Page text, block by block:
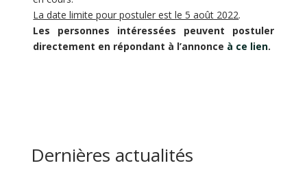
La date limite pour postuler est le 5 août 2022.
Les personnes intéressées peuvent postuler
directement en répondant à l’annonce à ce lien.
Dernières actualités